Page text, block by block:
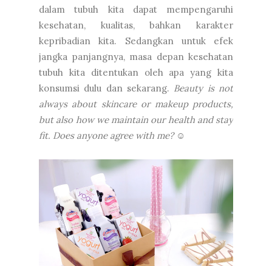
dalam tubuh kita dapat mempengaruhi
kesehatan, kualitas, bahkan karakter
kepribadian kita. Sedangkan untuk efek
jangka panjangnya, masa depan kesehatan
tubuh kita ditentukan oleh apa yang kita
konsumsi dulu dan sekarang. Beauty is not
always about skincare or makeup products,
but also how we maintain our health and stay
fit. Does anyone agree with me? ☺